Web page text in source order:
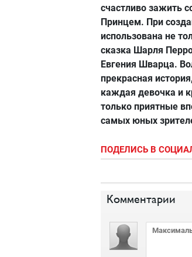
счастливо зажить
Принцем. При
использована не
сказка Шарля
Евгения Шварца.
прекрасная
каждая девочка и
только приятные
самых юных
ПОДЕЛИСЬ В
Комментарии